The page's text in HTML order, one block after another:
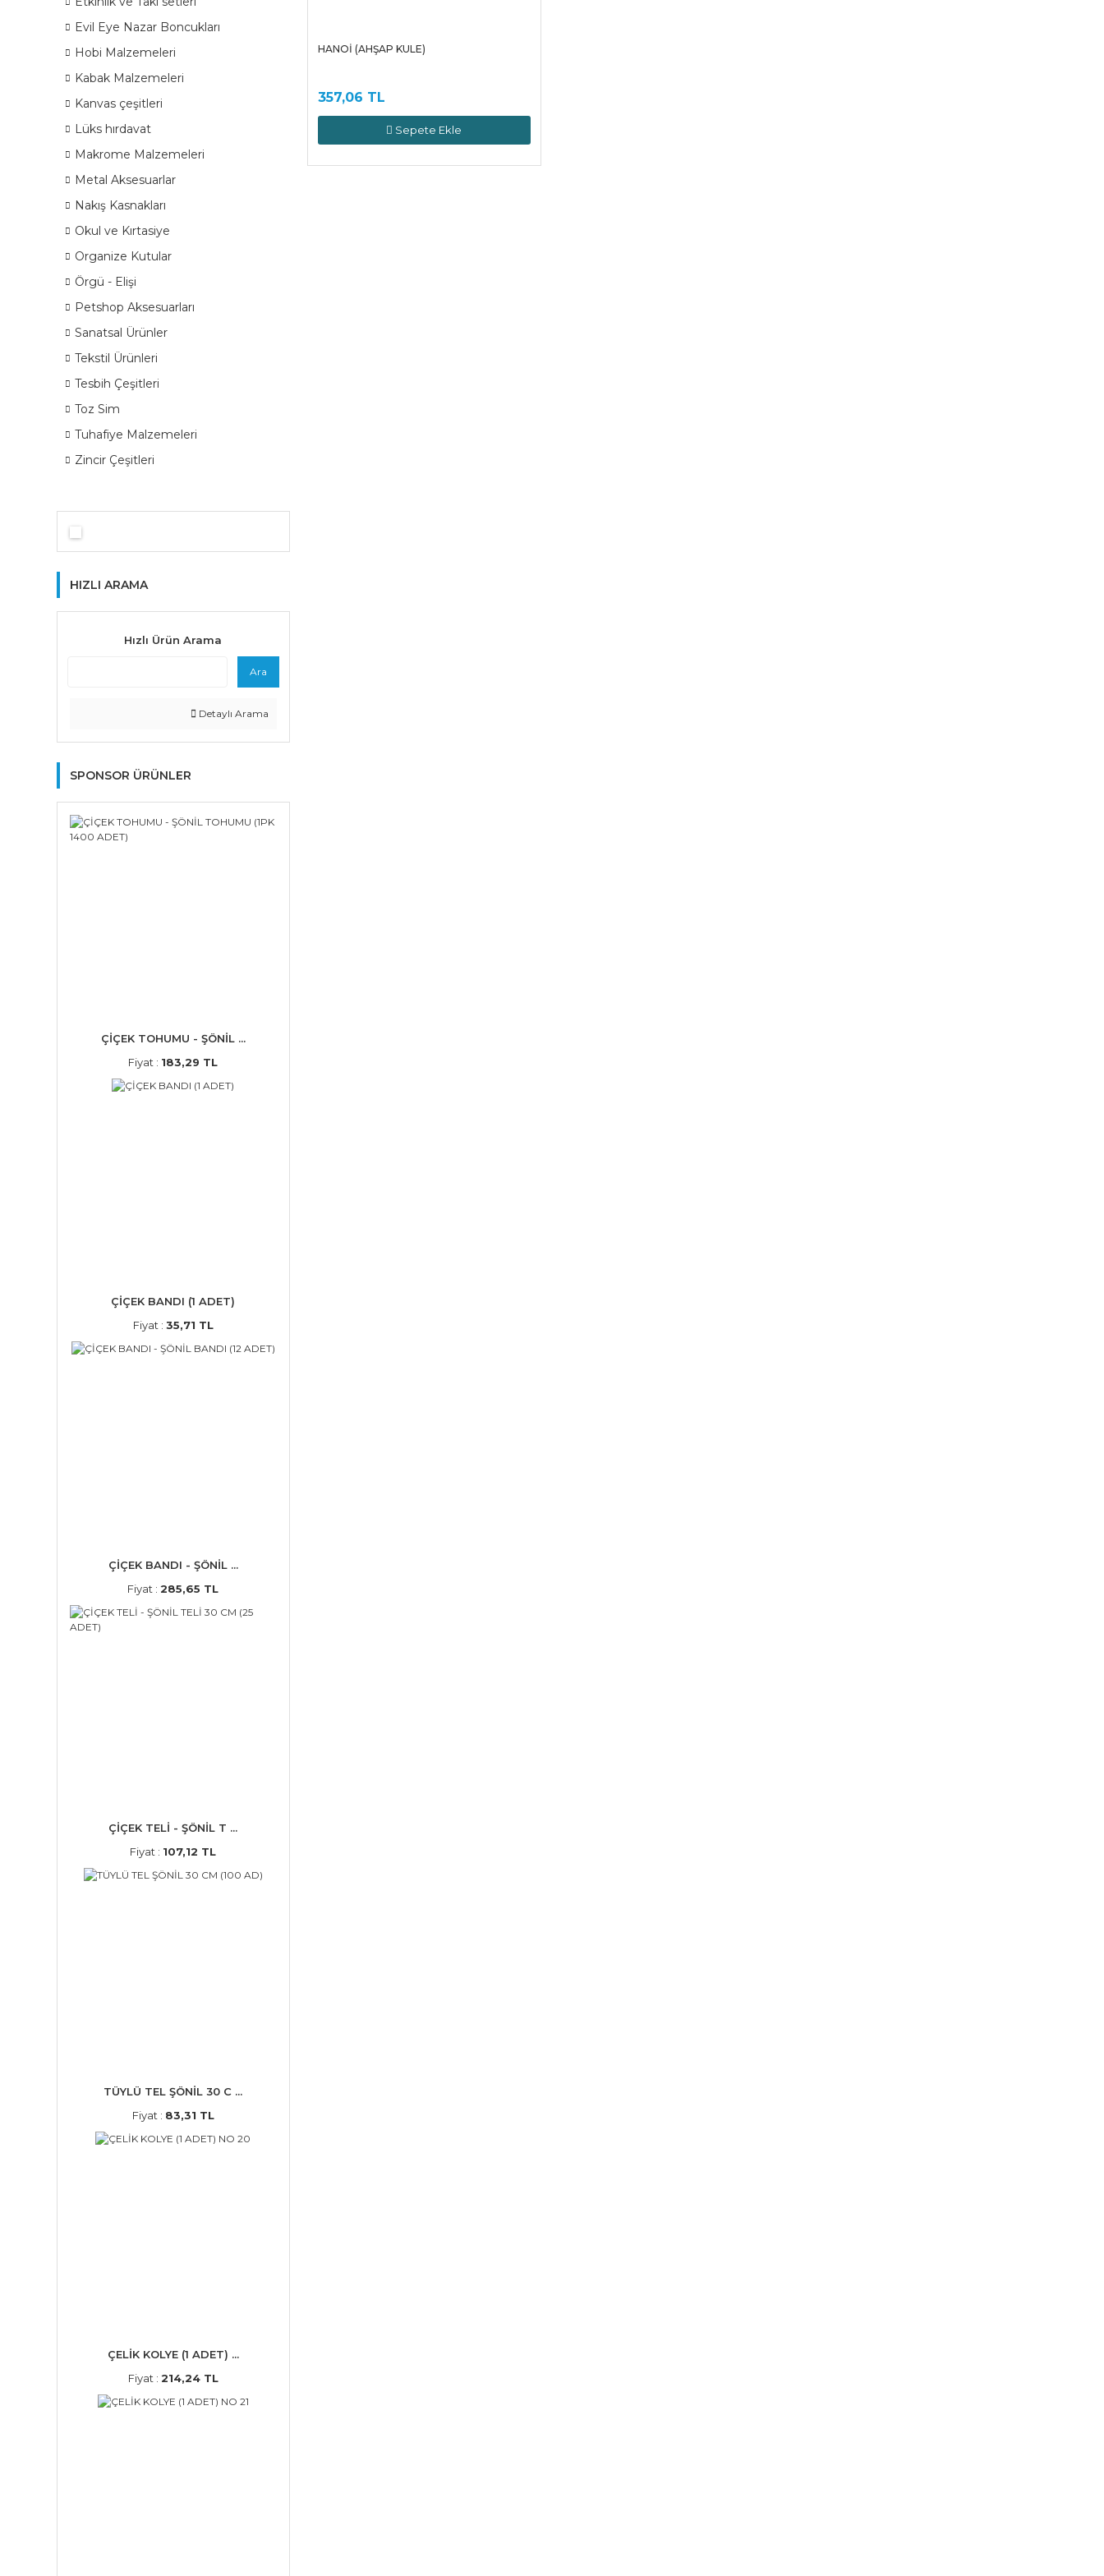
Evil Eye Nazar Boncukları
Hobi Malzemeleri
Kabak Malzemeleri
Kanvas çeşitleri
Lüks hırdavat
Makrome Malzemeleri
Metal Aksesuarlar
Nakış Kasnakları
Okul ve Kırtasiye
Organize Kutular
Örgü - Elişi
Petshop Aksesuarları
Sanatsal Ürünler
Tekstil Ürünleri
Tesbih Çeşitleri
Toz Sim
Tuhafiye Malzemeleri
Zincir Çeşitleri
HIZLI ARAMA
Hızlı Ürün Arama
Ara
Detaylı Arama
SPONSOR ÜRÜNLER
ÇİÇEK TOHUMU - ŞÖNİL ...
Fiyat : 183,29 TL
ÇİÇEK BANDI (1 ADET)
Fiyat : 35,71 TL
ÇİÇEK BANDI - ŞÖNİL ...
Fiyat :285,65 TL
ÇİÇEK TELİ - ŞÖNİL T ...
Fiyat : 107,12 TL
TÜYLÜ TEL ŞÖNİL 30 C ...
Fiyat : 83,31 TL
ÇELİK KOLYE (1 ADET) ...
Fiyat : 214,24 TL
HANOİ (AHŞAP KULE)
357,06 TL
Sepete Ekle